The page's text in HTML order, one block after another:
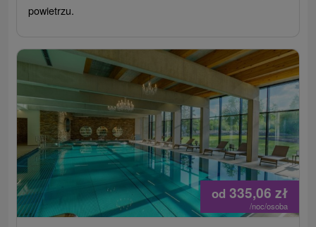
powietrzu.
od 335,06 zł
/noc/osoba